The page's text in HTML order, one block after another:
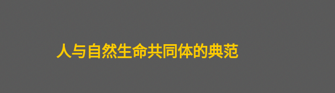
人与自然生命共同体的典范